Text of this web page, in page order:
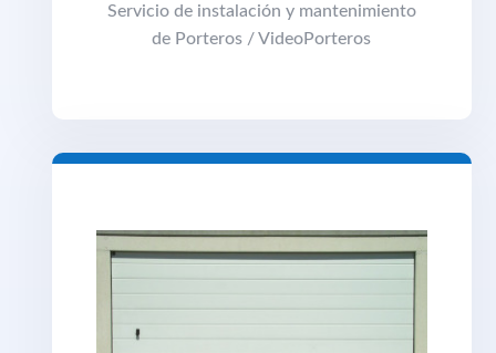
Servicio de instalación y mantenimiento
de Porteros / VideoPorteros